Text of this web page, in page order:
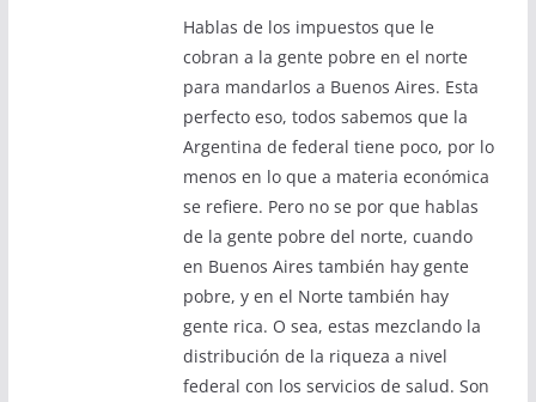
Hablas de los impuestos que le
cobran a la gente pobre en el norte
para mandarlos a Buenos Aires. Esta
perfecto eso, todos sabemos que la
Argentina de federal tiene poco, por lo
menos en lo que a materia económica
se refiere. Pero no se por que hablas
de la gente pobre del norte, cuando
en Buenos Aires también hay gente
pobre, y en el Norte también hay
gente rica. O sea, estas mezclando la
distribución de la riqueza a nivel
federal con los servicios de salud. Son